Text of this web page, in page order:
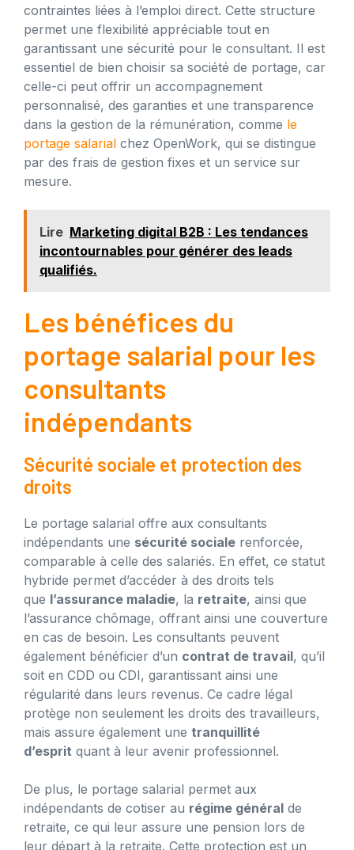
contraintes liées à l’emploi direct. Cette structure
permet une flexibilité appréciable tout en
garantissant une sécurité pour le consultant. Il est
essentiel de bien choisir sa société de portage, car
celle-ci peut offrir un accompagnement
personnalisé, des garanties et une transparence
dans la gestion de la rémunération, comme le
portage salarial chez OpenWork, qui se distingue
par des frais de gestion fixes et un service sur
mesure.
Lire Marketing digital B2B : Les tendances
incontournables pour générer des leads
qualifiés.
Les bénéfices du
portage salarial pour les
consultants
indépendants
Sécurité sociale et protection des
droits
Le portage salarial offre aux consultants
indépendants une sécurité sociale renforcée,
comparable à celle des salariés. En effet, ce statut
hybride permet d’accéder à des droits tels
que l’assurance maladie, la retraite, ainsi que
l’assurance chômage, offrant ainsi une couverture
en cas de besoin. Les consultants peuvent
également bénéficier d’un contrat de travail, qu’il
soit en CDD ou CDI, garantissant ainsi une
régularité dans leurs revenus. Ce cadre légal
protège non seulement les droits des travailleurs,
mais assure également une tranquillité
d’esprit quant à leur avenir professionnel.
De plus, le portage salarial permet aux
indépendants de cotiser au régime général de
retraite, ce qui leur assure une pension lors de
leur départ à la retraite. Cette protection est un